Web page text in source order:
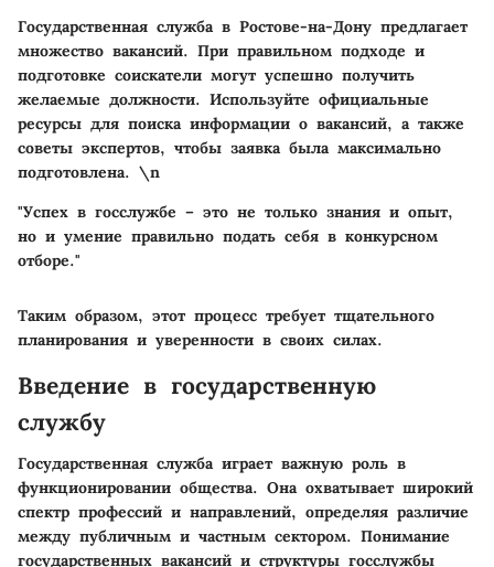
Государственная служба в Ростове-на-Дону предлагает
множество вакансий. При правильном подходе и
подготовке соискатели могут успешно получить
желаемые должности. Используйте официальные
ресурсы для поиска информации о вакансий, а также
советы экспертов, чтобы заявка была максимально
подготовлена. \n
"Успех в госслужбе – это не только знания и опыт,
но и умение правильно подать себя в конкурсном
отборе."
Таким образом, этот процесс требует тщательного
планирования и уверенности в своих силах.
Введение в государственную
службу
Государственная служба играет важную роль в
функционировании общества. Она охватывает широкий
спектр профессий и направлений, определяя различие
между публичным и частным сектором. Понимание
государственных вакансий и структуры госслужбы